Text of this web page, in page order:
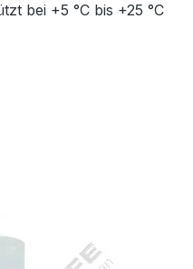
bei +5 °C bis +25 °C